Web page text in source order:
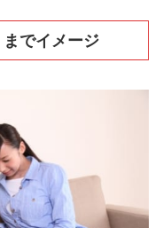
でイメージ